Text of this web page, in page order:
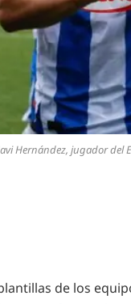
Hernández, jugador del
de los